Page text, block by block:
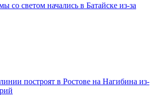
со светом начались в Батайске из-за
построят в Ростове на Нагибина из-